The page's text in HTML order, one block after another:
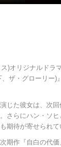
)オリジナルドラ
、ザ・グローリー)
じた彼女は、次
さらにハン・ソ
期待が寄せられて
期作『自白の代